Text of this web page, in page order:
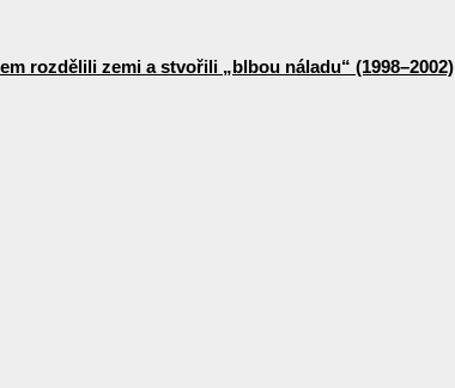
rozdělili zemi a stvořili „blbou náladu“ (1998–2002)